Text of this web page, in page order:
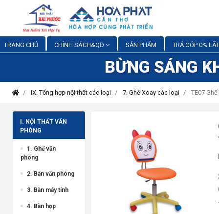
TRANG CHỦ CHÍNH SÁCH&QĐ SẢN PHẨM TRẢ GÓP 0% LÃI
BỪNG SÁNG
IX. Tổng hợp nội thất các loại 7. Ghế Xoay các loại TE07
I. NỘI THẤT VĂN
PHÒNG
1. Ghế văn
phòng
2. Bàn văn phòng
3. Bàn máy tính
4. Bàn họp